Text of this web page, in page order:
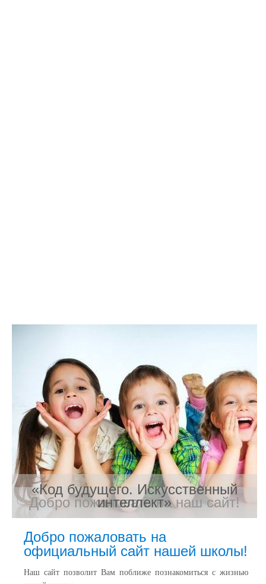
Добро пожаловать на наш сайт!
«Код будущего. Искусственный
интеллект»
Добро пожаловать на
официальный сайт нашей школы!
Наш сайт позволит Вам поближе познакомиться с жизнью